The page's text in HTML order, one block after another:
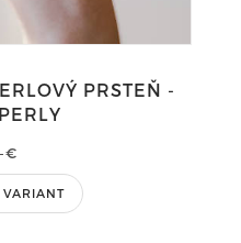
PRSTEŇ -
€